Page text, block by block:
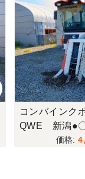
コンバインク
QWE 新潟●